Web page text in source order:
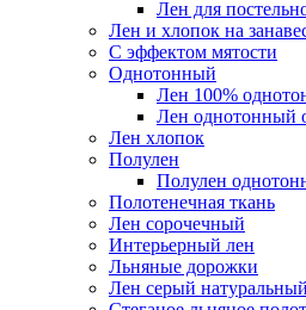
Лен для
Лен и хлопок на
С эффектом мятости
Однотонный
Лен 100%
Лен однотонный
Лен хлопок
Полулен
Полулен
Полотенечная ткань
Лен сорочечный
Интерьерный лен
Льняные дорожки
Лен серый натуральный